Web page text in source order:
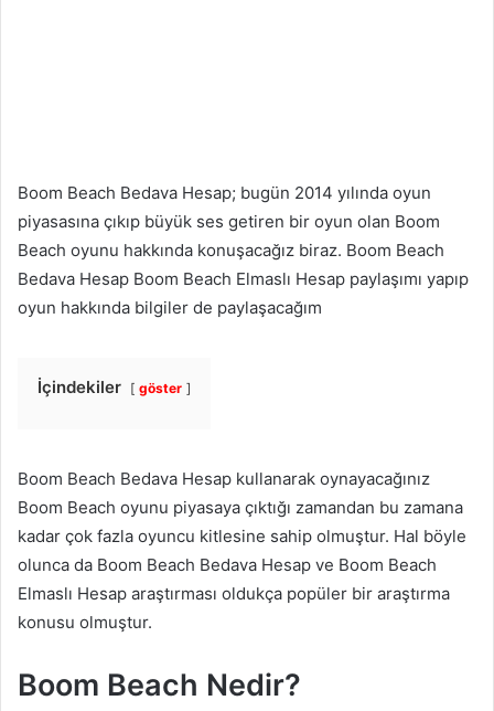
Boom Beach Bedava Hesap; bugün 2014 yılında oyun
piyasasına çıkıp büyük ses getiren bir oyun olan Boom
Beach oyunu hakkında konuşacağız biraz. Boom Beach
Bedava Hesap Boom Beach Elmaslı Hesap paylaşımı yapıp
oyun hakkında bilgiler de paylaşacağım
İçindekiler göster
Boom Beach Bedava Hesap kullanarak oynayacağınız
Boom Beach oyunu piyasaya çıktığı zamandan bu zamana
kadar çok fazla oyuncu kitlesine sahip olmuştur. Hal böyle
olunca da Boom Beach Bedava Hesap ve Boom Beach
Elmaslı Hesap araştırması oldukça popüler bir araştırma
konusu olmuştur.
Boom Beach Nedir?